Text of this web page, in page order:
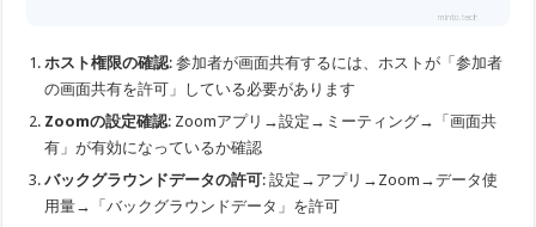
ホスト権限の確認: 参加者が画面共有するには、ホストが「参加者
の画面共有を許可」している必要があります
Zoomの設定確認: Zoomアプリ→設定→ミーティング→「画面共
有」が有効になっているか確認
バックグラウンドデータの許可: 設定→アプリ→Zoom→データ使
用量→「バックグラウンドデータ」を許可